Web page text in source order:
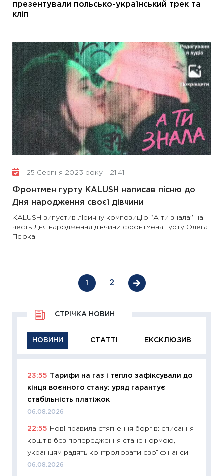
презентували польсько-український трек та
кліп
25 Серпня 2023 року - 21:41
Фронтмен гурту KALUSH написав пісню до
Дня народження своєї дівчини
KALUSH випустив ліричну композицію “А ти знала” на
честь Дня народження дівчини фронтмена гурту Олега
Псюка
1 2
НОВИНИ СТАТТІ ЕКСКЛЮЗИВ
СТРІЧКА НОВИН
23:55 Тарифи на газ і тепло зафіксували до
кінця воєнного стану: уряд гарантує
стабільність платіжок
06.08.2026
22:55
Нові правила стягнення боргів: списання
коштів без попередження стане нормою,
українцям радять контролювати свої фінанси
06.08.2026